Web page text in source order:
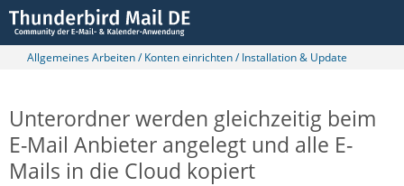
Allgemeines Arbeiten / Konten einrichten / Installation & Update
Unterordner werden gleichzeitig beim
E-Mail Anbieter angelegt und alle E-
Mails in die Cloud kopiert